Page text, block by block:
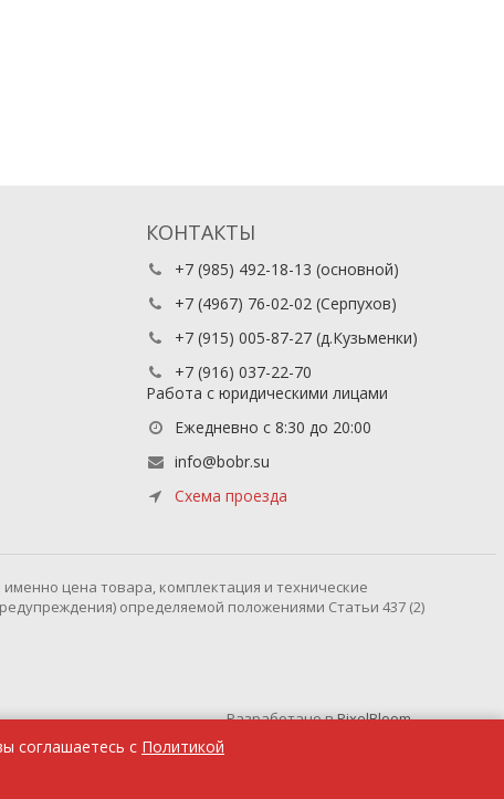
КОНТАКТЫ
+7 (985) 492-18-13 (основной)
+7 (4967) 76-02-02 (Серпухов)
+7 (915) 005-87-27(д.Кузьменки)
+7 (916) 037-22-70
Работа с юридическими лицами
Ежедневно с 8:30 до 20:00
info@bobr.su
Схема проезда
соглашаетесь с Политикой
цена товара, комплектация и технические
определяемой положениями Статьи 437 (2)
Разработано вPixelBloom